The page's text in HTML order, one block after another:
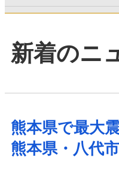
新着のニ
熊本県で最大
熊本県・八代市